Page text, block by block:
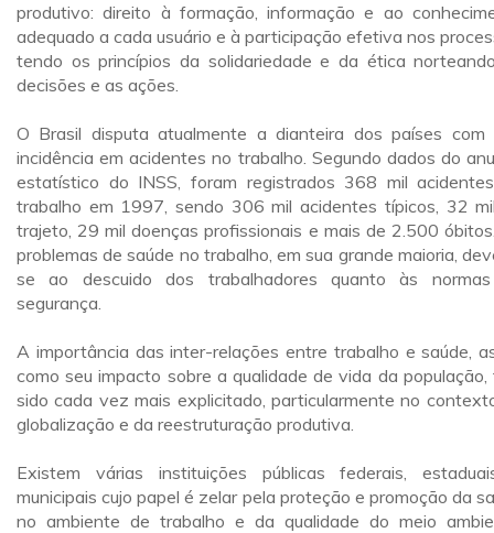
produtivo: direito à formação, informação e ao
adequado a cada usuário e à participação efetiva nos
tendo os princípios da solidariedade e da ética
decisões e as ações.
O Brasil disputa atualmente a dianteira dos países com
incidência em acidentes no trabalho. Segundo dados do
estatístico do INSS, foram registrados 368 mil
trabalho em 1997, sendo 306 mil acidentes típicos, 32
trajeto, 29 mil doenças profissionais e mais de 2.500
problemas de saúde no trabalho, em sua grande maioria,
se ao descuido dos trabalhadores quanto às
segurança.
A importância das inter-relações entre trabalho e saúde,
como seu impacto sobre a qualidade de vida da população,
sido cada vez mais explicitado, particularmente no
globalização e da reestruturação produtiva.
Existem várias instituições públicas federais,
municipais cujo papel é zelar pela proteção e promoção da
no ambiente de trabalho e da qualidade do meio